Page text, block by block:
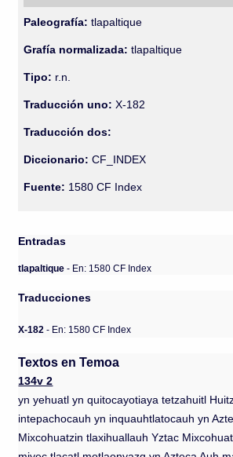
Paleografía: tlapaltique
Grafía normalizada: tlapaltique
Tipo: r.n.
Traducción uno: X-182
Traducción dos:
Diccionario:CF_INDEX
Fuente: 1580 CF Index
Entradas
tlapaltique- En: 1580 CF Index
Traducciones
X-182 - En: 1580 CF Index
Textos en Temoa
134v 2
yn yehuatl yn quitocayotiaya tetzahuitl
intepachocauh yn inquauhtlatocauh yn
Mixcohuatzin tlaxihuallauh Yztac